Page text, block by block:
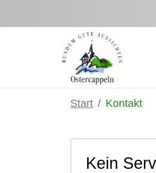
Start Kontakt
Kein